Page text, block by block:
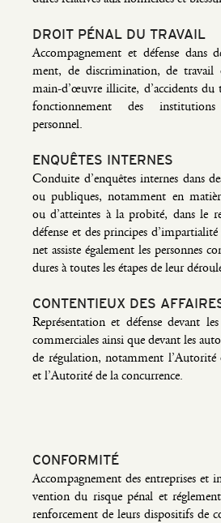
DROIT PÉNAL DU TRAVAIL
Accom­pa­gne­ment et défense dans
ment, de dis­cri­mi­na­tion, de tra­vail
main‑d’œuvre illi­cite, d’accidents du
fonc­tion­ne­ment des
personnel.
ENQUÊTES INTERNES
Conduite d’enquêtes internes dans
ou publiques, notam­ment en
ou d’atteintes à la pro­bi­té, dans le
défense et des prin­cipes
net assiste éga­le­ment les per­sonnes
dures à toutes les étapes de leur
CONTENTIEUX DES
Repré­sen­ta­tion et défense devant
com­mer­ciales ain­si que devant les
de régu­la­tion, notam­ment l’Autorité
et l’Autorité de la concurrence.
CONFORMITÉ
Accom­pa­gne­ment des entre­prises et
ven­tion du risque pénal et
ren­for­ce­ment de leurs dis­po­si­tifs de